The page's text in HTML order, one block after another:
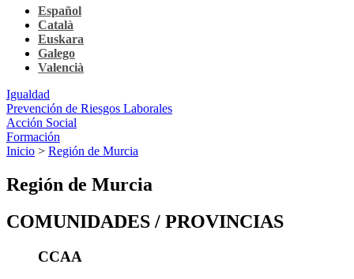
Español
Català
Euskara
Galego
Valencià
Igualdad
Prevención de Riesgos Laborales
Acción Social
Formación
Inicio > Región de Murcia
Región de Murcia
COMUNIDADES / PROVINCIAS
CCAA